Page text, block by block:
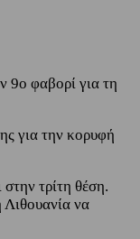
9ο φαβορί για τη
για την κορυφή
τρίτη θέση.
να